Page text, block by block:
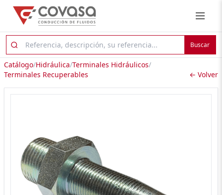
Buscar
Catálogo/Hidráulica/Terminales Hidráulicos/
Terminales Recuperables
← Volver